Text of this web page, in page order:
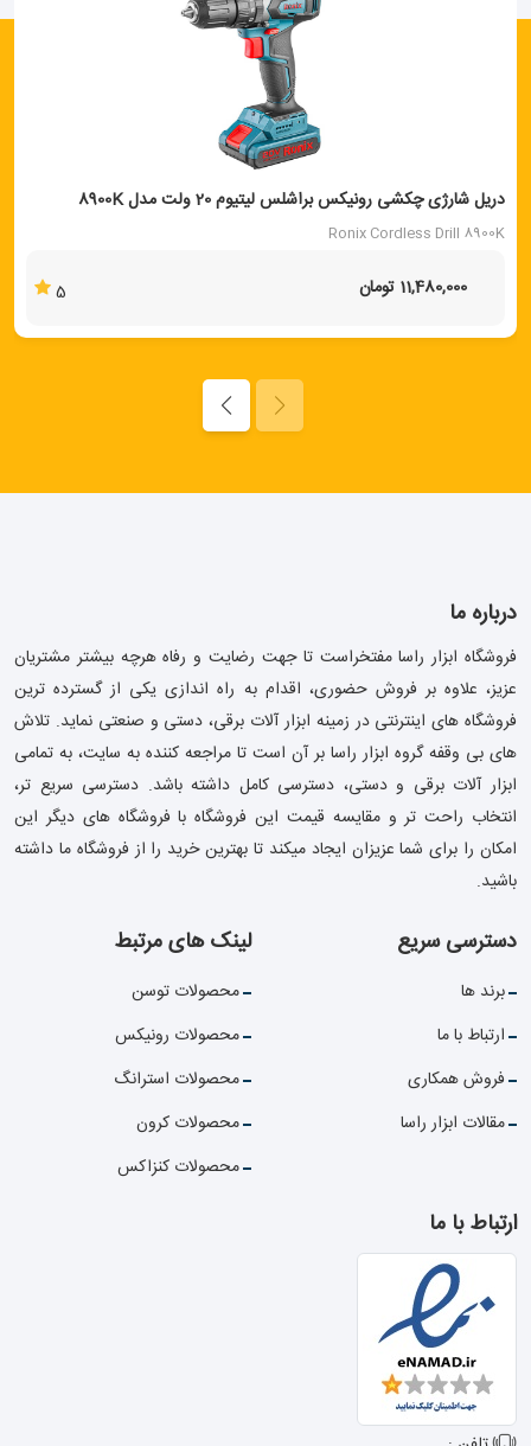
دریل شارژی چکشی رونیکس براشلس لیتیوم 20 ولت مدل 8900K
Ronix Cordless Drill 8900K
11,480,000 تومان 5
درباره ما
فروشگاه ابزار راسا مفتخراست تا جهت رضایت و رفاه هرچه بیشتر مشتریان
عزیز، علاوه بر فروش حضوری، اقدام به راه اندازی یکی از گسترده ترین
فروشگاه های اینترنتی در زمینه ابزار آلات برقی، دستی و صنعتی نماید. تلاش
های بی وقفه گروه ابزار راسا بر آن است تا مراجعه کننده به سایت، به تمامی
ابزار آلات برقی و دستی، دسترسی کامل داشته باشد. دسترسی سریع تر،
انتخاب راحت تر و مقایسه قیمت این فروشگاه با فروشگاه های دیگر این
امکان را برای شما عزیزان ایجاد میکند تا بهترین خرید را از فروشگاه ما داشته
باشید.
دسترسی سریع
برند ها
ارتباط با ما
فروش همکاری
مقالات ابزار راسا
لینک های مرتبط
محصولات توسن
محصولات رونیکس
محصولات استرانگ
محصولات کرون
محصولات کنزاکس
ارتباط با ما